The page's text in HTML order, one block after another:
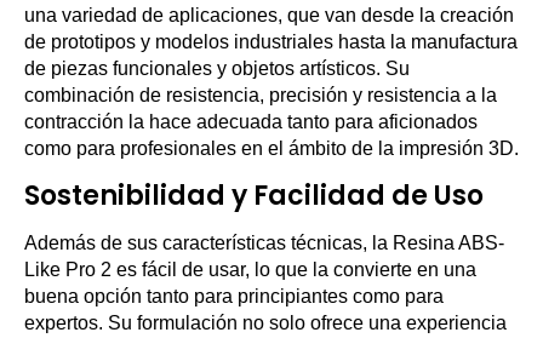
una variedad de aplicaciones, que van desde la creación
de prototipos y modelos industriales hasta la manufactura
de piezas funcionales y objetos artísticos. Su
combinación de resistencia, precisión y resistencia a la
contracción la hace adecuada tanto para aficionados
como para profesionales en el ámbito de la impresión 3D.
Sostenibilidad y Facilidad de Uso
Además de sus características técnicas, la Resina ABS-
Like Pro 2 es fácil de usar, lo que la convierte en una
buena opción tanto para principiantes como para
expertos. Su formulación no solo ofrece una experiencia